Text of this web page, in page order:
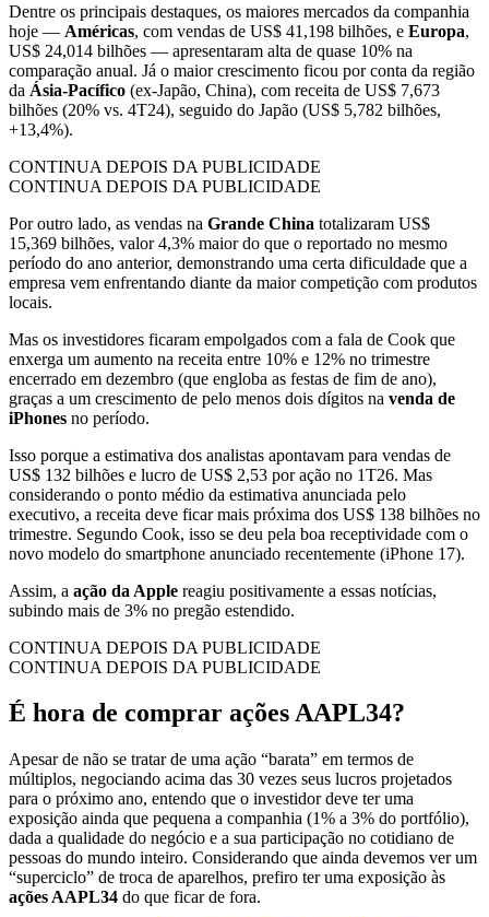
Dentre os principais destaques, os maiores mercados da companhia
hoje — Américas, com vendas de US$ 41,198 bilhões, e Europa,
US$ 24,014 bilhões — apresentaram alta de quase 10% na
comparação anual. Já o maior crescimento ficou por conta da região
da Ásia-Pacífico (ex-Japão, China), com receita de US$ 7,673
bilhões (20% vs. 4T24), seguido do Japão (US$ 5,782 bilhões,
+13,4%).
CONTINUA DEPOIS DA PUBLICIDADE
CONTINUA DEPOIS DA PUBLICIDADE
Por outro lado, as vendas na Grande China totalizaram US$
15,369 bilhões, valor 4,3% maior do que o reportado no mesmo
período do ano anterior, demonstrando uma certa dificuldade que a
empresa vem enfrentando diante da maior competição com produtos
locais.
Mas os investidores ficaram empolgados com a fala de Cook que
enxerga um aumento na receita entre 10% e 12% no trimestre
encerrado em dezembro (que engloba as festas de fim de ano),
graças a um crescimento de pelo menos dois dígitos na venda de
iPhones no período.
Isso porque a estimativa dos analistas apontavam para vendas de
US$ 132 bilhões e lucro de US$ 2,53 por ação no 1T26. Mas
considerando o ponto médio da estimativa anunciada pelo
executivo, a receita deve ficar mais próxima dos US$ 138 bilhões no
trimestre. Segundo Cook, isso se deu pela boa receptividade com o
novo modelo do smartphone anunciado recentemente (iPhone 17).
Assim, a ação da Apple reagiu positivamente a essas notícias,
subindo mais de 3% no pregão estendido.
CONTINUA DEPOIS DA PUBLICIDADE
CONTINUA DEPOIS DA PUBLICIDADE
É hora de comprar ações AAPL34?
Apesar de não se tratar de uma ação “barata” em termos de
múltiplos, negociando acima das 30 vezes seus lucros projetados
para o próximo ano, entendo que o investidor deve ter uma
exposição ainda que pequena a companhia (1% a 3% do portfólio),
dada a qualidade do negócio e a sua participação no cotidiano de
pessoas do mundo inteiro. Considerando que ainda devemos ver um
“superciclo” de troca de aparelhos, prefiro ter uma exposição às
ações AAPL34 do que ficar de fora.